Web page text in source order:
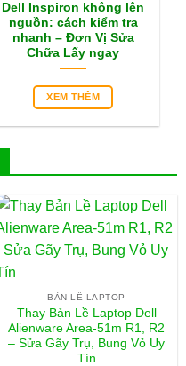
Dell Inspiron không lên
nguồn: cách kiểm tra
nhanh – Đơn Vị Sửa
Chữa Lấy ngay
XEM THÊM
BẢN LỀ LAPTOP
Thay Bản Lề Laptop Dell
Alienware Area-51m R1, R2
– Sửa Gãy Trụ, Bung Vỏ Uy
Tín